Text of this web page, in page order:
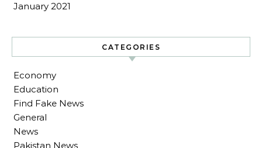
January 2021
CATEGORIES
Economy
Education
Find Fake News
General
News
Pakistan News